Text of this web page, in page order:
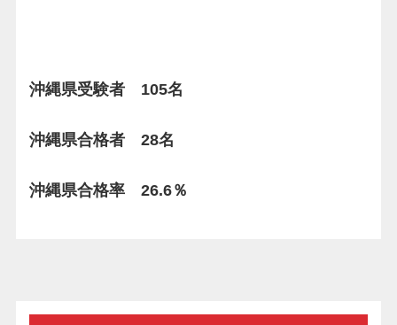
沖縄県受験者 105名
沖縄県合格者 28名
沖縄県合格率 26.6％